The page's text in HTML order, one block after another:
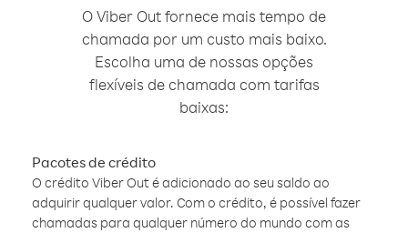
O Viber Out fornece mais tempo de
chamada por um custo mais baixo.
Escolha uma de nossas opções
flexíveis de chamada com tarifas
baixas:
Pacotes de crédito
O crédito Viber Out é adicionado ao seu saldo ao
adquirir qualquer valor. Com o crédito, é possível fazer
chamadas para qualquer número do mundo com as